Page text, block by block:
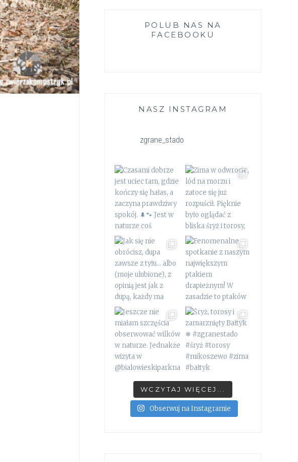
POLUB NAS NA
FACEBOOKU
NASZ INSTAGRAM
zgrane_stado
WCZYTAJ WIĘCEJ...
Obserwuj na Instagramie